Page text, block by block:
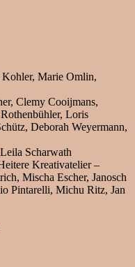
Marie Omlin,
Clemy Cooijmans,
Loris
Deborah Weyermann,
Scharwath
Kreativatelier –
Mischa Escher, Janosch
Pintarelli, Michu Ritz, Jan